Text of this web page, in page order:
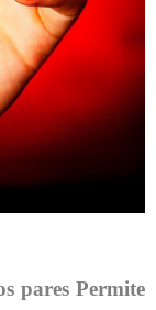
pares Permite